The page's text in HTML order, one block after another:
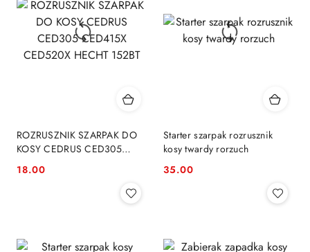
ROZRUSZNIK SZARPAK DO
KOSY CEDRUS CED305
152BT
Cena:
18.00
Starter szarpak rozrusznik
kosy twardy rorzuch
Cena:
35.00